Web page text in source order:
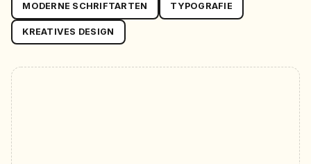
MODERNE SCHRIFTARTEN TYPOGRAFIE
KREATIVES DESIGN